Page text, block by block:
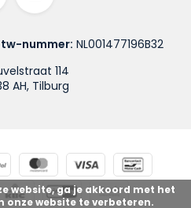
114
AH, Tilburg
nummer: NL001477196B32
website, ga je akkoord met het
onze website te verbeteren.